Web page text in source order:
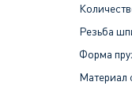
Резьба
Форма
Материал